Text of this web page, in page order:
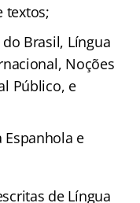
textos;
Brasil, Língua
Noções
Público, e
Espanhola e
de Língua